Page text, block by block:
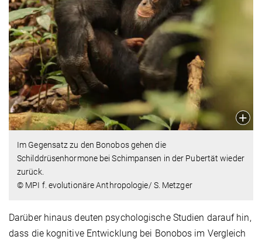
Im Gegensatz zu den Bonobos gehen die
Schilddrüsenhormone bei Schimpansen in der Pubertät wieder
zurück.
© MPI f. evolutionäre Anthropologie/ S. Metzger
Darüber hinaus deuten psychologische Studien darauf hin,
dass die kognitive Entwicklung bei Bonobos im Vergleich